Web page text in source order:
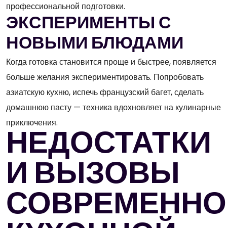
профессиональной подготовки.
ЭКСПЕРИМЕНТЫ С
НОВЫМИ БЛЮДАМИ
Когда готовка становится проще и быстрее, появляется
больше желания экспериментировать. Попробовать
азиатскую кухню, испечь французский багет, сделать
домашнюю пасту — техника вдохновляет на кулинарные
приключения.
НЕДОСТАТКИ
И ВЫЗОВЫ